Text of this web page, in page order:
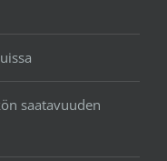
saatavuuden